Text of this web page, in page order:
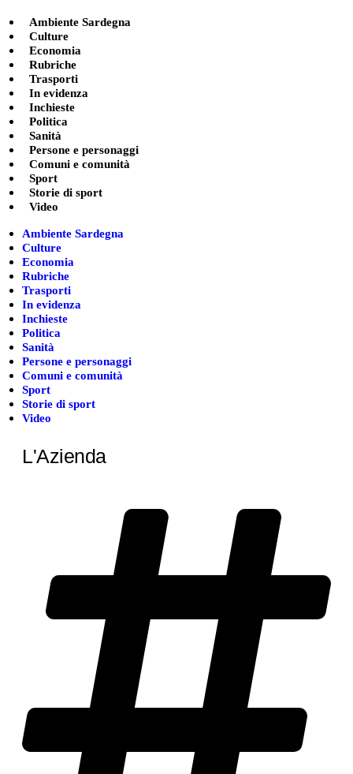
Ambiente Sardegna
Culture
Economia
Rubriche
Trasporti
In evidenza
Inchieste
Politica
Sanità
Persone e personaggi
Comuni e comunità
Sport
Storie di sport
Video
Ambiente Sardegna
Culture
Economia
Rubriche
Trasporti
In evidenza
Inchieste
Politica
Sanità
Persone e personaggi
Comuni e comunità
Sport
Storie di sport
Video
L'Azienda